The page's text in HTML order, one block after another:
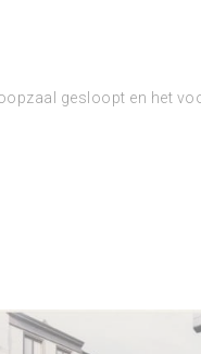
gesloopt en het